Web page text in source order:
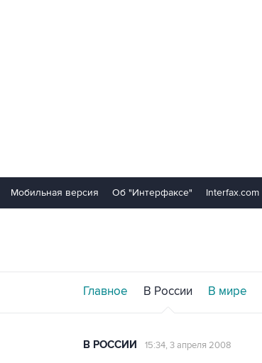
Мобильная версия Об "Интерфаксе" Interfax.com
Главное В России В мире
В РОССИИ 15:34, 3 апреля 2008